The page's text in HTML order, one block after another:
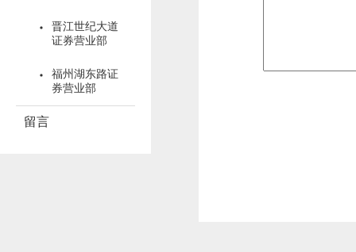
晋江世纪大道
证券营业部
福州湖东路证
券营业部
留言